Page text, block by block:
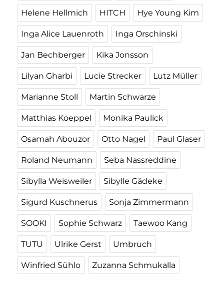
Helene Hellmich HITCH Hye Young Kim
Inga Alice Lauenroth Inga Orschinski
Jan Bechberger Kika Jonsson
Lilyan Gharbi Lucie Strecker Lutz Müller
Marianne Stoll Martin Schwarze
Matthias Koeppel Monika Paulick
Osamah Abouzor Otto Nagel Paul Glaser
Roland Neumann Seba Nassreddine
Sibylla Weisweiler Sibylle Gädeke
Sigurd Kuschnerus Sonja Zimmermann
SOOKI Sophie Schwarz Taewoo Kang
TUTU Ulrike Gerst Umbruch
Winfried Sühlo Zuzanna Schmukalla